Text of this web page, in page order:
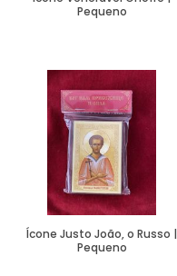
Pequeno
Ícone Justo João, o Russo |
Pequeno